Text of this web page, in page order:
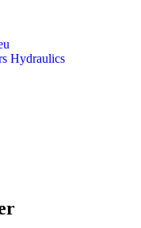
Hydraulics